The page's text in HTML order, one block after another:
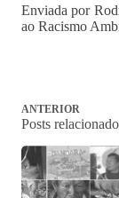
Enviada por
ao Racismo
ANTERIOR
Posts